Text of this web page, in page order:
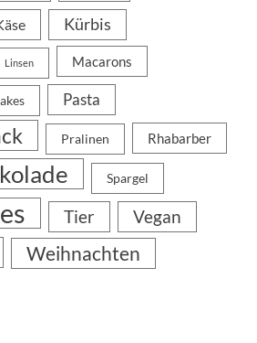
Kürbis
Linsen Macarons
Pasta
Pralinen Rhabarber
Spargel
Tier Vegan
Weihnachten